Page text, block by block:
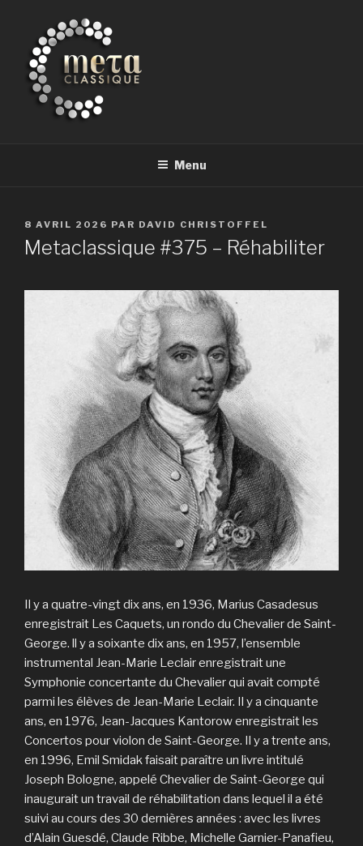
contenu
principal
Menu
PUBLIÉ
LE
8 AVRIL 2026 PAR DAVID CHRISTOFFEL
Metaclassique #375 – Réhabiliter
Il y a quatre-vingt dix ans, en 1936, Marius Casadesus
enregistrait Les Caquets, un rondo du Chevalier de Saint-
George. ll y a soixante dix ans, en 1957, l’ensemble
instrumental Jean-Marie Leclair enregistrait une
Symphonie concertante du Chevalier qui avait compté
parmi les élèves de Jean-Marie Leclair. Il y a cinquante
ans, en 1976, Jean-Jacques Kantorow enregistrait les
Concertos pour violon de Saint-George. Il y a trente ans,
en 1996, Emil Smidak faisait paraître un livre intitulé
Joseph Bologne, appelé Chevalier de Saint-George qui
inaugurait un travail de réhabilitation dans lequel il a été
suivi au cours des 30 dernières années : avec les livres
d’Alain Guesdé, Claude Ribbe, Michelle Garnier-Panafieu,